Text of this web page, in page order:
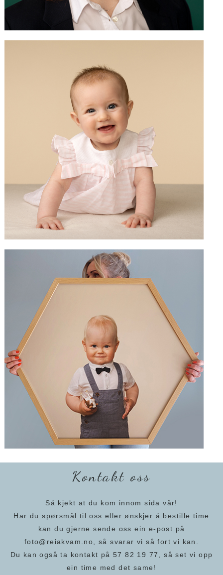
Kontakt oss
Så kjekt at du kom innom sida vår!
Har du spørsmål til oss eller ønskjer å bestille time
kan du gjerne sende oss ein e-post på
foto@reiakvam.no, så svarar vi så fort vi kan.
Du kan også ta kontakt på 57 82 19 77, så set vi opp
ein time med det same!